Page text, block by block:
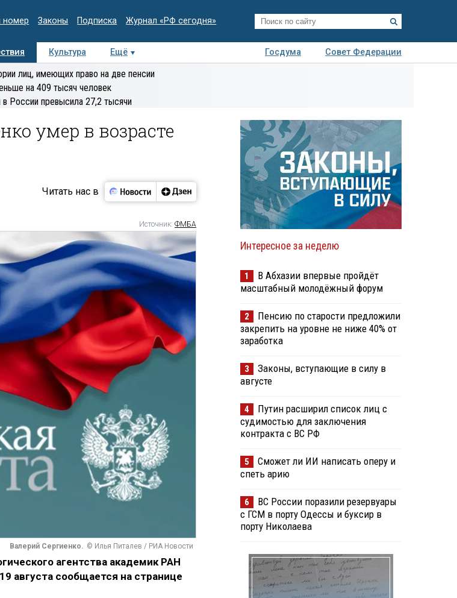
номер Законы Подписка Журнал «РФ сегодня»
Культура Ещё Госдума
Совет Федерации
Интервью Колумнисты
Деловая
лиц, имеющих право на две пенсии
на 409 тысяч человек
России превысила 27,2 тысячи
умер в возрасте
Читать нас в
Источник: ФМБА
Валерий Сергиенко. © Илья Питалев / РИА Новости
агентства академик РАН
августа сообщается на странице
Интересное за неделю
1
В Абхазии впервые пройдёт
масштабный молодёжный форум
2
Пенсию по старости предложили
закрепить на уровне не ниже 40% от
заработка
3
Законы, вступающие в силу в
августе
4
Путин расширил список лиц с
судимостью для заключения
контракта с ВС РФ
5
Сможет ли ИИ написать оперу и
спеть арию
6
ВС России поразили резервуары
с ГСМ в порту Одессы и буксир в
порту Николаева